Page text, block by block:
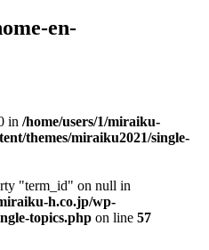
en-
in /home/users/1/miraiku-
themes/miraiku2021/single-
"term_id" on null in
h.co.jp/wp-
topics.php on line 57